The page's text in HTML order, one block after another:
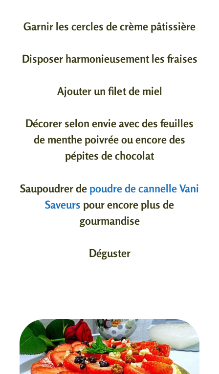
Garnir les cercles de crème pâtissière
Disposer harmonieusement les fraises
Ajouter un filet de miel
Décorer selon envie avec des feuilles
de menthe poivrée ou encore des
pépites de chocolat
Saupoudrer de poudre de cannelle Vani
Saveurs pour encore plus de
gourmandise
Déguster